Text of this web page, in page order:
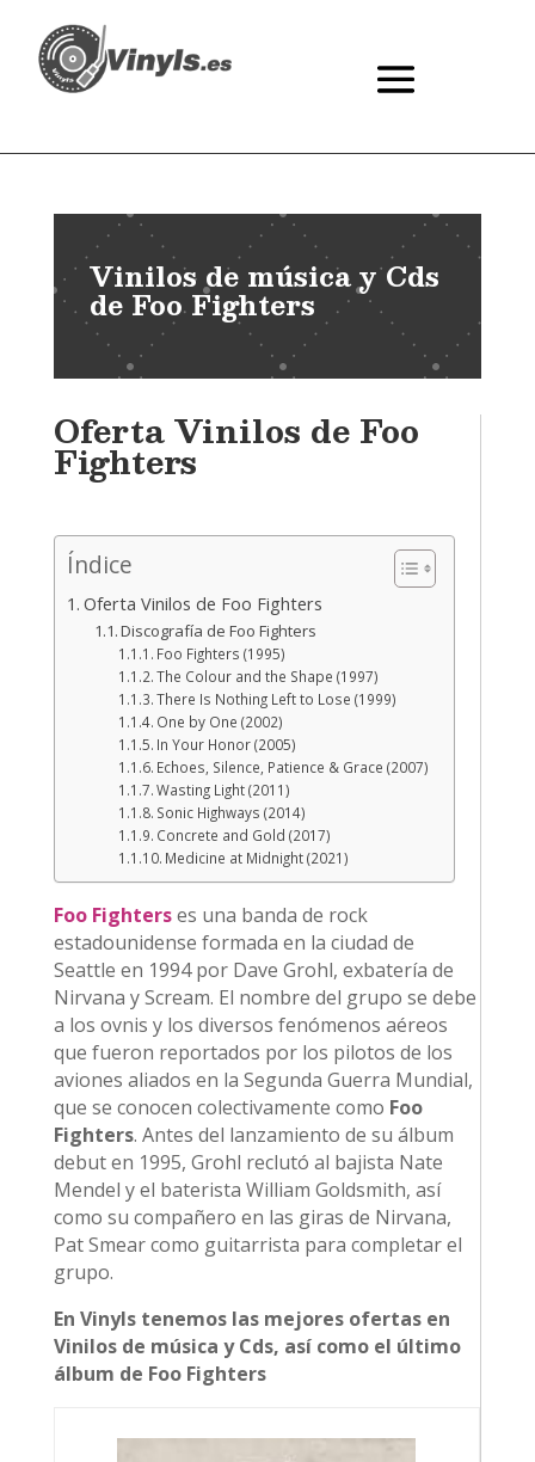
Vinilos de música y Cds
de Foo Fighters
Oferta Vinilos de Foo
Fighters
Índice
Oferta Vinilos de Foo Fighters
Discografía de Foo Fighters
Foo Fighters (1995)
The Colour and the Shape (1997)
There Is Nothing Left to Lose (1999)
One by One (2002)
In Your Honor (2005)
Echoes, Silence, Patience & Grace (2007)
Wasting Light (2011)
Sonic Highways (2014)
Concrete and Gold (2017)
Medicine at Midnight (2021)
Foo Fighterses una banda de rock
estadounidense formada en la ciudad de
Seattle en 1994 por Dave Grohl, exbatería de
Nirvana y Scream. El nombre del grupo se debe
a los ovnis y los diversos fenómenos aéreos
que fueron reportados por los pilotos de los
aviones aliados en la Segunda Guerra Mundial,
que se conocen colectivamente como Foo
Fighters. Antes del lanzamiento de su álbum
debut en 1995, Grohl reclutó al bajista Nate
Mendel y el baterista William Goldsmith, así
como su compañero en las giras de Nirvana,
Pat Smear como guitarrista para completar el
grupo.
En Vinyls tenemos las mejores ofertas en
Vinilos de música y Cds, así como el último
álbum de Foo Fighters